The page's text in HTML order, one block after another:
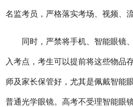
名监考员，严格落实考场、视频、
同时，严禁将手机、智能眼镜、
入考点，考生可以提前将这些物品
师及家长保管好，尤其是佩戴智能
普通光学眼镜。高考不受理智能眼